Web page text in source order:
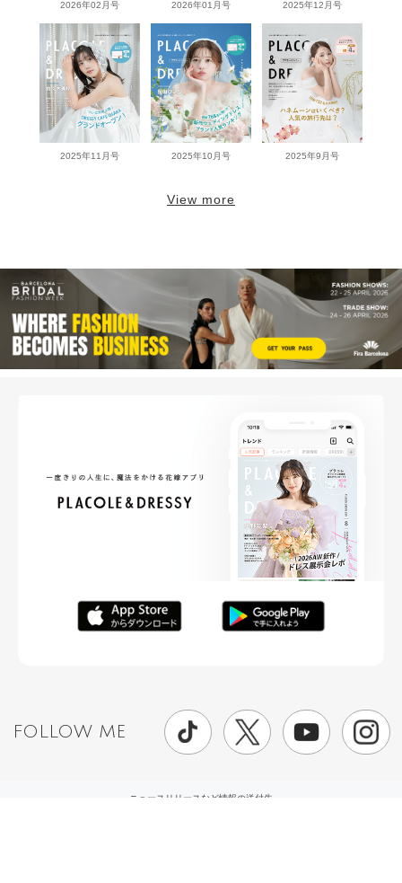
2026年02月号 2026年01月号 2025年12月号
2025年11月号 2025年10月号 2025年9月号
View more
FOLLOW ME
ニュースリリースなど情報の送付先